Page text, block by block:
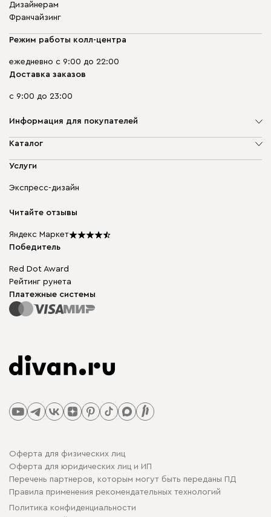
Дизайнерам
Франчайзинг
Режим работы колл-центра
ежедневно с 9:00 до 22:00
Доставка заказов
с 9:00 до 23:00
Информация для покупателей
О компании
Доставка и оплата
диван.клуб
Карьера
Подарочные сертификаты
Мы в прессе
Каталог
Мягкая мебель
Бескаркасная мебель
Столы и стулья
Услуги
Экспресс-дизайн
Читайте отзывы
Яндекс Маркет
Победитель
Red Dot Award
Рейтинг рунета
Платежные системы
Оферта для физических лиц
Оферта для юридических лиц и ИП
Перечень партнеров, которым могут быть переданы ПД
Правила применения рекомендательных технологий
Политика конфиденциальности